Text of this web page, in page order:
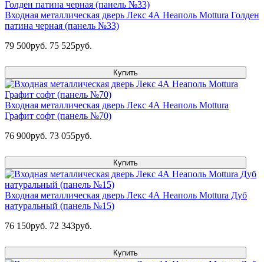
Входная металлическая дверь Лекс 4А Неаполь Mottura Голден
патина черная (панель №33)
79 500руб. 75 525руб.
Купить
Входная металлическая дверь Лекс 4А Неаполь Mottura
Графит софт (панель №70)
76 900руб. 73 055руб.
Купить
Входная металлическая дверь Лекс 4А Неаполь Mottura Дуб
натуральный (панель №15)
76 150руб. 72 343руб.
Купить